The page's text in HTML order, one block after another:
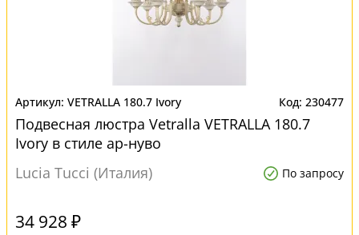
VETRALLA 180.7 Ivory 230477
Подвесная люстра Vetralla VETRALLA 180.7
Ivory в стиле ар-нуво
Lucia Tucci (Италия)
По запросу
34 928 ₽